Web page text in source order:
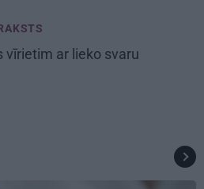
vīrietim ar lieko svaru